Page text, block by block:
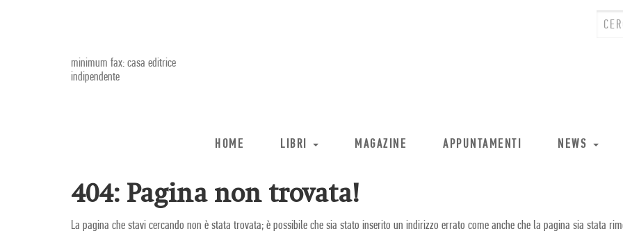
minimum fax: casa editrice
indipendente
HOME LIBRI MAGAZINE APPUNTAMENTI NEWS
404: Pagina non trovata!
La pagina che stavi cercando non è stata trovata; è possibile che sia stato inserito un indirizzo errato come anche che la pagina sia stata